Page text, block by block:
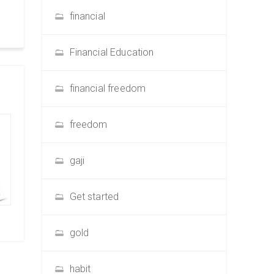
financial
Financial Education
financial freedom
freedom
gaji
Get started
gold
habit